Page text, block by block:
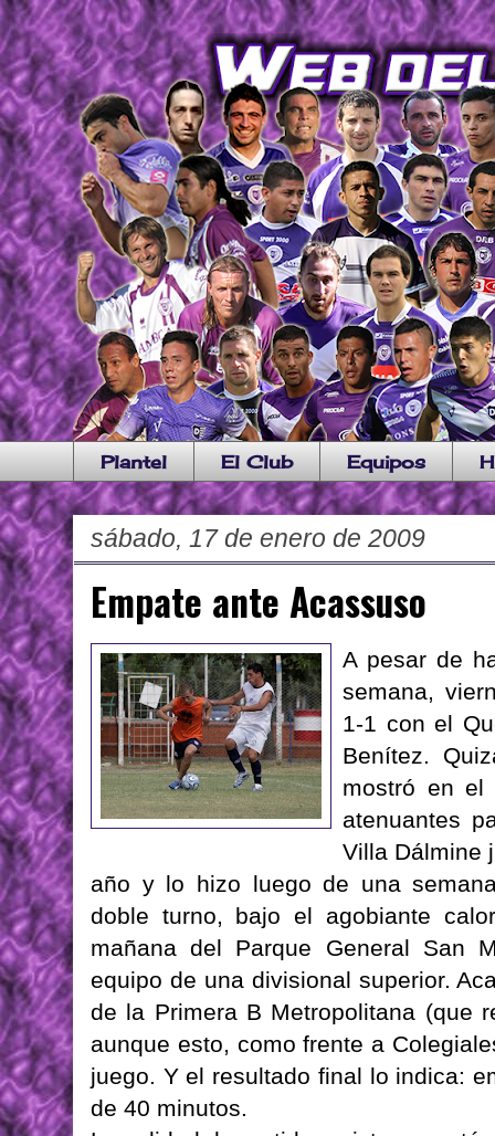
Plantel El Club Equipos
sábado, 17 de enero de 2009
Empate ante Acassuso
A pesar de
semana,
1-1 con el
Benítez.
mostró en el
atenuantes
Villa Dálmine
año y lo hizo luego de una
doble turno, bajo el agobiante
mañana del Parque General San
equipo de una divisional superior.
de la Primera B Metropolitana (que
aunque esto, como frente a
juego. Y el resultado final lo indica:
de 40 minutos.